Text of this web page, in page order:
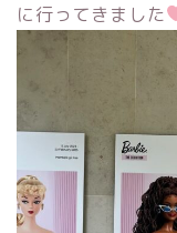
に行ってきました